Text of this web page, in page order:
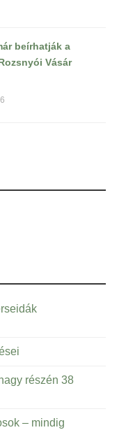
beírhatják a
Vásár
részén 38
– mindig